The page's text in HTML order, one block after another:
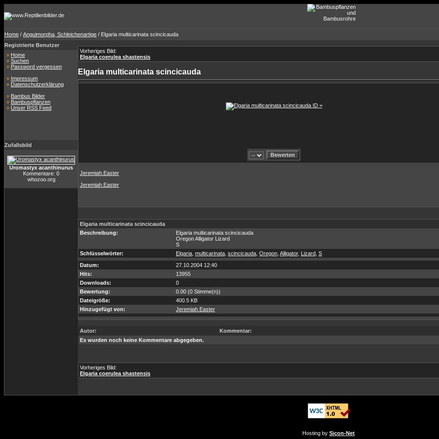
Home / Anguimorpha, Schleichenartige / Elgaria multicarinata scincicauda
Registrierte Benutzer
» Home
» Suchen
» Password vergessen
» Impressum
» Datenschutzerklärung
» Bambus Bilder
» Bambuspflanzen
» Unser RSS Feed
Zufallsbild
Uromastyx acanthinurus
Kommentare: 0
whozoo.org
Vorheriges Bild:
Elgaria coerulea shastensis
Elgaria multicarinata scincicauda
Jeremiah.Easter
Jeremiah.Easter
Elgaria multicarinata scincicauda
Beschreibung:
Elgaria multicarinata scincicauda
Oregon Alligator Lizard
S
Schlüsselwörter:
Elgaria multicarinata scincicauda Oregon Alligator, Lizard S
Datum:
27.10.2004 12:40
Hits:
13955
Downloads:
0
Bewertung:
0.00 (0 Stimme(n))
Dateigröße:
400.5 KB
Hinzugefügt von:
Jeremiah.Easter
Autor:
Kommentar:
Es wurden noch keine Kommentare abgegeben.
Vorheriges Bild:
Elgaria coerulea shastensis
Hosting by Sicon-Net